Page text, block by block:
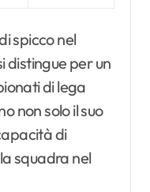
spicco nel
distingue per un
di lega
non solo il suo
di
squadra nel